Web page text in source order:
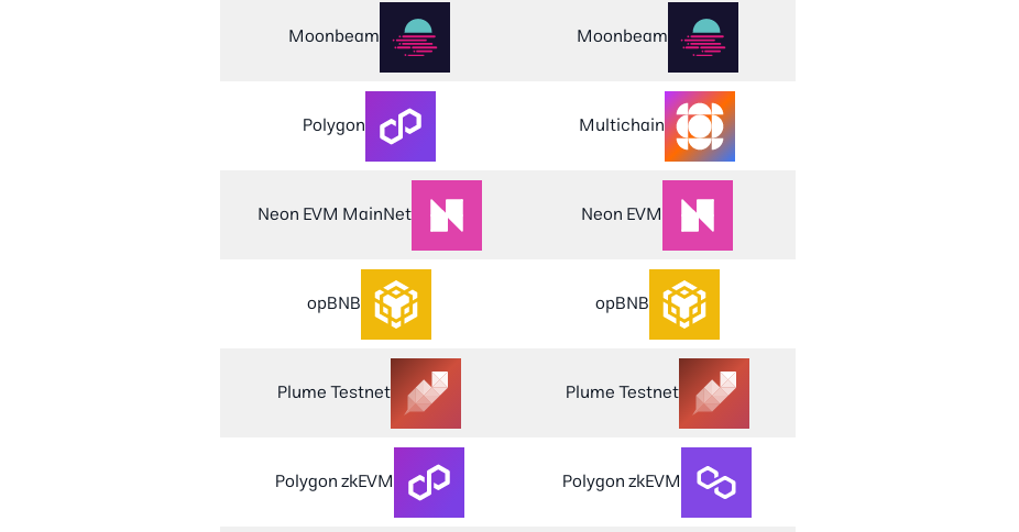
Moonbeam
Moonbeam
Multichain
Polygon
Neon EVM
Neon EVM MainNet
opBNB
opBNB
Plume Testnet
Plume Testnet
Polygon zkEVM
Polygon zkEVM